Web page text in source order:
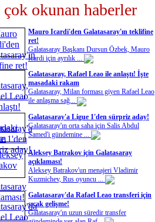
çok okunan haberler
Mauro Icardi'den Galatasaray'ın teklifine
ret!
Galatasaray Başkanı Dursun Özbek, Mauro
Icardi için ayrılık ...
Galatasaray, Rafael Leao ile anlaştı! İşte
masadaki rakam
Galatasaray, Milan forması giyen Rafael Leao
ile anlaşma sağ...
Galatasaray'a Ligue 1'den sürpriz aday!
Galatasaray'ın orta saha için Salis Abdul
Samed'i gündemine ...
Aleksey Batrakov için Galatasaray
açıklaması!
Aleksey Batrakov'un menajeri Vladimir
Kuzmichev, Rus oyuncu ...
Galatasaray'da Rafael Leao transferi için
sıcak gelişme!
Galatasaray'ın uzun süredir transfer